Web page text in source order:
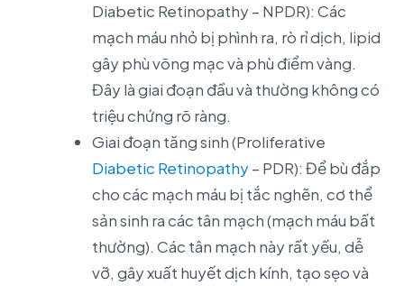
Diabetic Retinopathy – NPDR): Các
mạch máu nhỏ bị phình ra, rò rỉ dịch, lipid
gây phù võng mạc và phù điểm vàng.
Đây là giai đoạn đầu và thường không có
triệu chứng rõ ràng.
Giai đoạn tăng sinh (Proliferative
Diabetic Retinopathy– PDR): Để bù đắp
cho các mạch máu bị tắc nghẽn, cơ thể
sản sinh ra các tân mạch (mạch máu bất
thường). Các tân mạch này rất yếu, dễ
vỡ, gây xuất huyết dịch kính, tạo sẹo và